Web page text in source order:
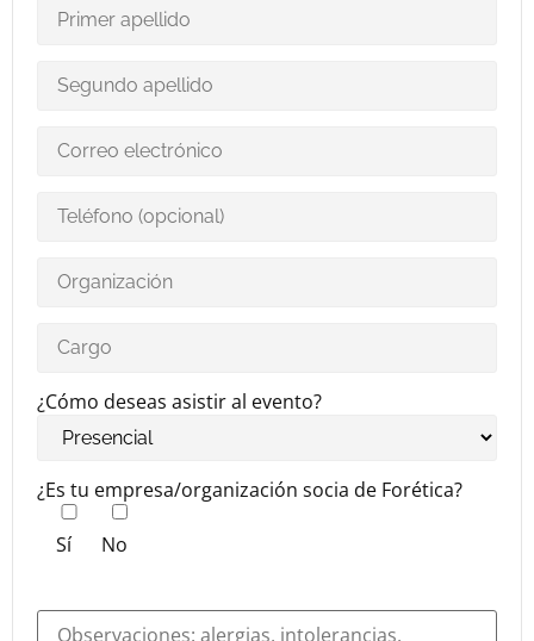
¿Cómo deseas asistir al evento?
¿Es tu empresa/organización socia de Forética?
Sí No